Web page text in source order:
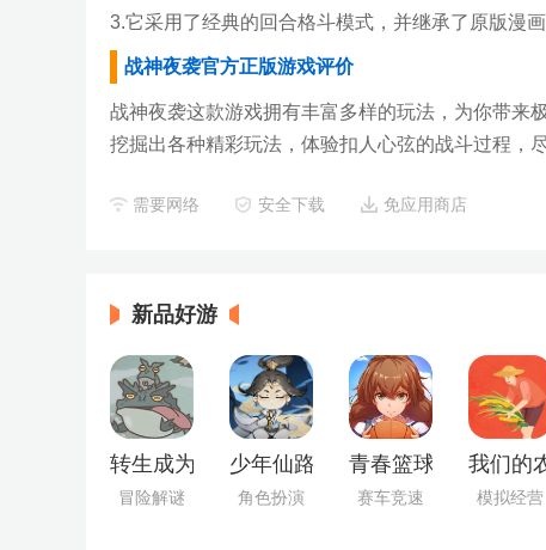
3.它采用了经典的回合格斗模式，并继承了原版漫画
战神夜袭官方正版游戏评价
战神夜袭这款游戏拥有丰富多样的玩法，为你带来
挖掘出各种精彩玩法，体验扣人心弦的战斗过程，
需要网络 安全下载 免应用商店
新品好游
转生成为野蛮人正版
冒险解谜
少年仙路最新版
角色扮演
青春篮球最新版
赛车竞速
我们的
模拟经营